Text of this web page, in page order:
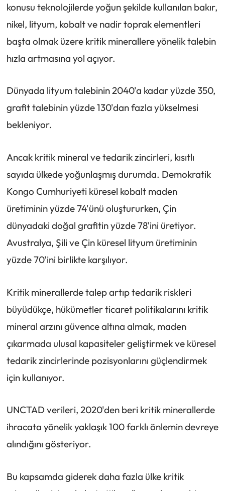
konusu teknolojilerde yoğun şekilde kullanılan bakır,
nikel, lityum, kobalt ve nadir toprak elementleri
başta olmak üzere kritik minerallere yönelik talebin
hızla artmasına yol açıyor.
Dünyada lityum talebinin 2040'a kadar yüzde 350,
grafit talebinin yüzde 130'dan fazla yükselmesi
bekleniyor.
Ancak kritik mineral ve tedarik zincirleri, kısıtlı
sayıda ülkede yoğunlaşmış durumda. Demokratik
Kongo Cumhuriyeti küresel kobalt maden
üretiminin yüzde 74'ünü oluştururken, Çin
dünyadaki doğal grafitin yüzde 78'ini üretiyor.
Avustralya, Şili ve Çin küresel lityum üretiminin
yüzde 70'ini birlikte karşılıyor.
Kritik minerallerde talep artıp tedarik riskleri
büyüdükçe, hükümetler ticaret politikalarını kritik
mineral arzını güvence altına almak, maden
çıkarmada ulusal kapasiteler geliştirmek ve küresel
tedarik zincirlerinde pozisyonlarını güçlendirmek
için kullanıyor.
UNCTAD verileri, 2020'den beri kritik minerallerde
ihracata yönelik yaklaşık 100 farklı önlemin devreye
alındığını gösteriyor.
Bu kapsamda giderek daha fazla ülke kritik